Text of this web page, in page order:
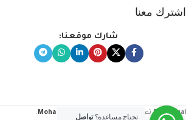
اشترك معنا
شارك موقعنا:
FoxCasualتم إنشاؤه بواسطة Mohamed Sayed
. تحتاج مساعدة؟تواصل